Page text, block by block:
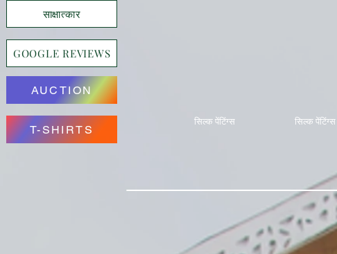
साक्षात्कार
GOOGLE REVIEWS
AUCTION
T-SHIRTS
सिल्क पेंटिंग्स सिल्क पेंटिंग्स